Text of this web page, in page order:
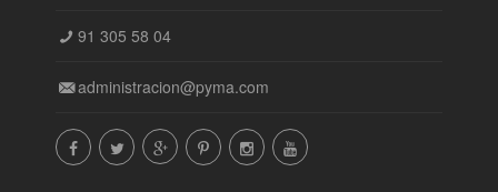
91 305 58 04
administracion@pyma.com